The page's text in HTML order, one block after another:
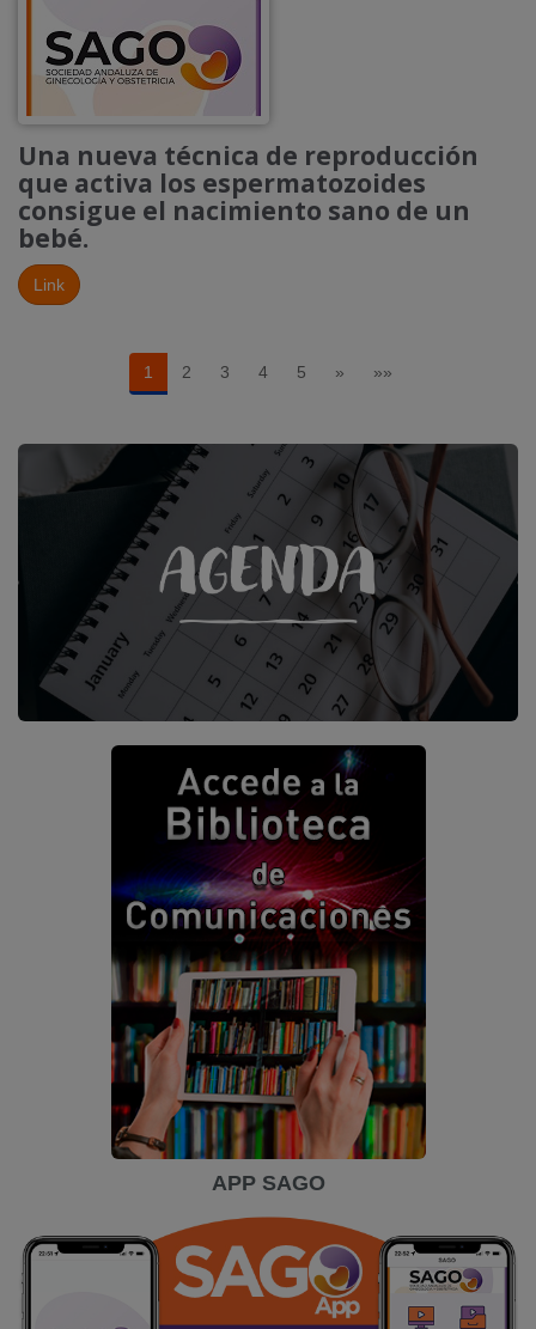
Una nueva técnica de reproducción
que activa los espermatozoides
consigue el nacimiento sano de un
bebé.
Link
1 2 3 4 5 » »»
APP SAGO